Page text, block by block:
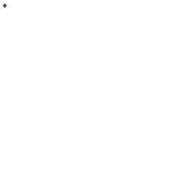
*